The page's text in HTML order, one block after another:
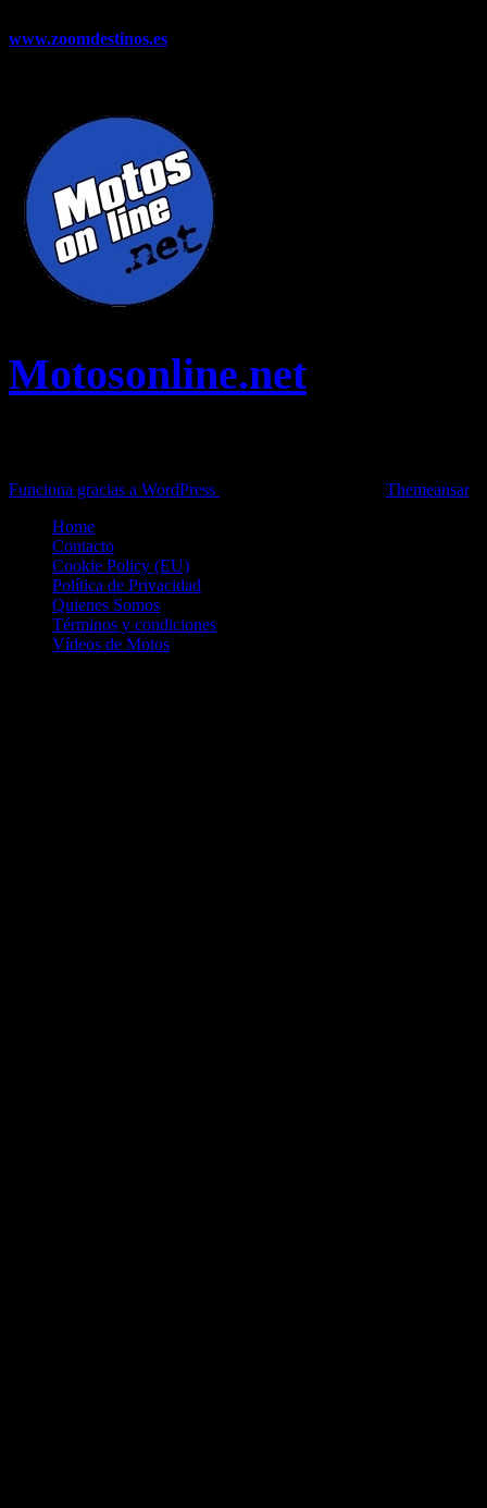
www.zoomdestinos.es
Motosonline.net
Funciona gracias a WordPress
Themeansar.
Home
Contacto
Cookie Policy (EU)
Política de Privacidad
Quienes Somos
Términos y condiciones
Vídeos de Motos